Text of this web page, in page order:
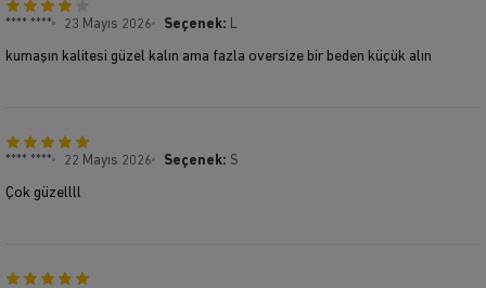
**** **** 23 Mayıs 2026 Seçenek: L
kumaşın kalitesi güzel kalın ama fazla oversize bir beden küçük alın
**** **** 22 Mayıs 2026 Seçenek: S
Çok güzellll